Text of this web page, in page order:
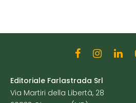
Editoriale Farlastrada Srl
Via Martiri della Libertà, 28